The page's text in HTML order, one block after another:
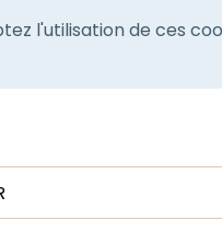
l'utilisation de ces